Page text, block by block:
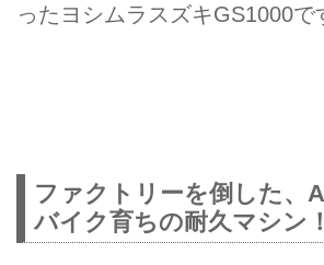
ったヨシムラスズキGS1000で
ファクトリーを倒した、
バイク育ちの耐久マシン！